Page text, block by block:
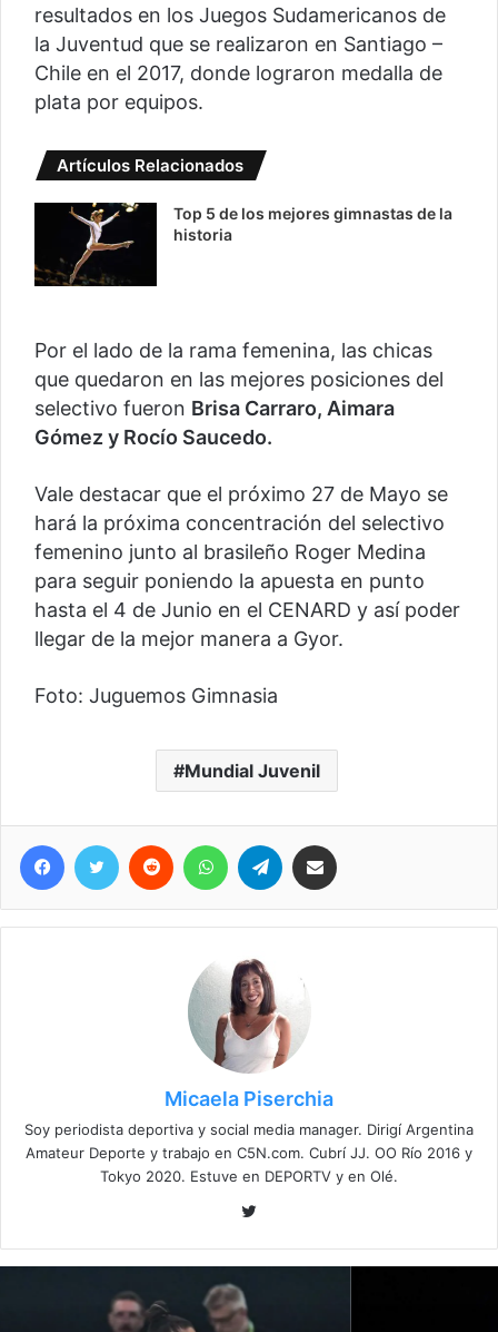
resultados en los Juegos Sudamericanos de
la Juventud que se realizaron en Santiago –
Chile en el 2017, donde lograron medalla de
plata por equipos.
Artículos Relacionados
Top 5 de los mejores gimnastas de la
historia
Por el lado de la rama femenina, las chicas
que quedaron en las mejores posiciones del
selectivo fueron Brisa Carraro, Aimara
Gómez y Rocío Saucedo.
Vale destacar que el próximo 27 de Mayo se
hará la próxima concentración del selectivo
femenino junto al brasileño Roger Medina
para seguir poniendo la apuesta en punto
hasta el 4 de Junio en el CENARD y así poder
llegar de la mejor manera a Gyor.
Foto: Juguemos Gimnasia
Mundial Juvenil
Facebook
Twitter Reddit WhatsAppTelegram
Micaela Piserchia
Soy periodista deportiva y social media manager. Dirigí Argentina
Amateur Deporte y trabajo en C5N.com. Cubrí JJ. OO Río 2016 y
Tokyo 2020. Estuve en DEPORTV y en Olé.
Twitter